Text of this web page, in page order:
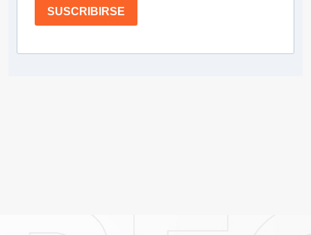
SUSCRIBIRSE